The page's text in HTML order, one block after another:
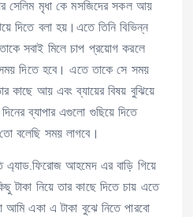
সেলিম মৃধা কে মসজিদের সকল আয়
দিতে বলা হয়।এতে তিনি বিভিন্ন
সবাই মিলে চাপ প্রয়োগ করলে
দিতে হবে। এতে তাকে সে সময়
কাছে আয় এবং ব্যায়ের বিষয় বুঝিয়ে
ব্যাপার এগুলো গুছিয়ে দিতে
বলেছি সময় লাগবে।
এ্যাড.ফিরোজ আহমেদ এর বাড়ি গিয়ে
টাকা নিয়ে তার কাছে দিতে চায় এতে
আমি একা এ টাকা বুঝে নিতে পারবো